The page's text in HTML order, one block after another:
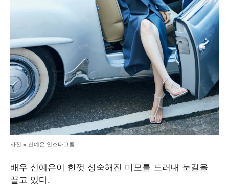
사진 = 신예은 인스타그램
배우 신예은이 한껏 성숙해진 미모를 드러내 눈길을
끌고 있다.